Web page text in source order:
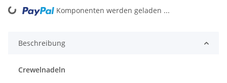
Loading... Komponenten werden geladen ...
Beschreibung
Crewelnadeln